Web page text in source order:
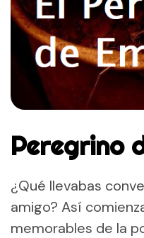
Peregrino
¿Qué llevabas
amigo? Así
memorables de la